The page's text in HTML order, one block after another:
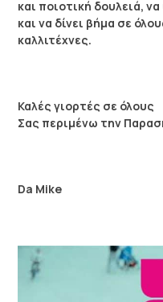
και ποιοτική δουλειά,
και να δίνει βήμα σε
καλλιτέχνες.
Καλές γιορτές σε όλους
Σας περιμένω την
Da Mike